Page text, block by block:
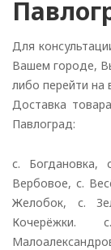
Для
Вашем городе,
либо перейти на
Доставка
Павлоград:
с. Богдановка,
Вербовое, с.
Желобок, с.